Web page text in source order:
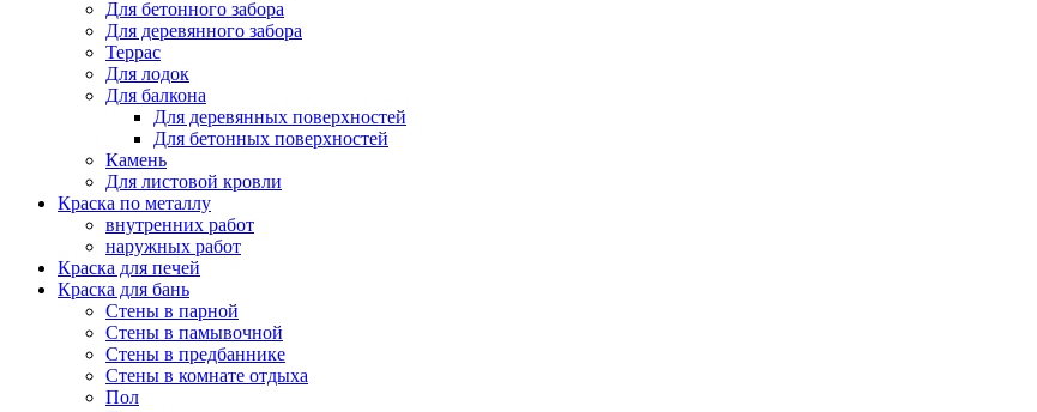
Для бетонного забора
Для деревянного забора
Террас
Для лодок
Для балкона
Для деревянных поверхностей
Для бетонных поверхностей
Камень
Для листовой кровли
Краска по металлу
внутренних работ
наружных работ
Краска для печей
Краска для бань
Стены в парной
Стены в памывочной
Стены в предбаннике
Стены в комнате отдыха
Пол